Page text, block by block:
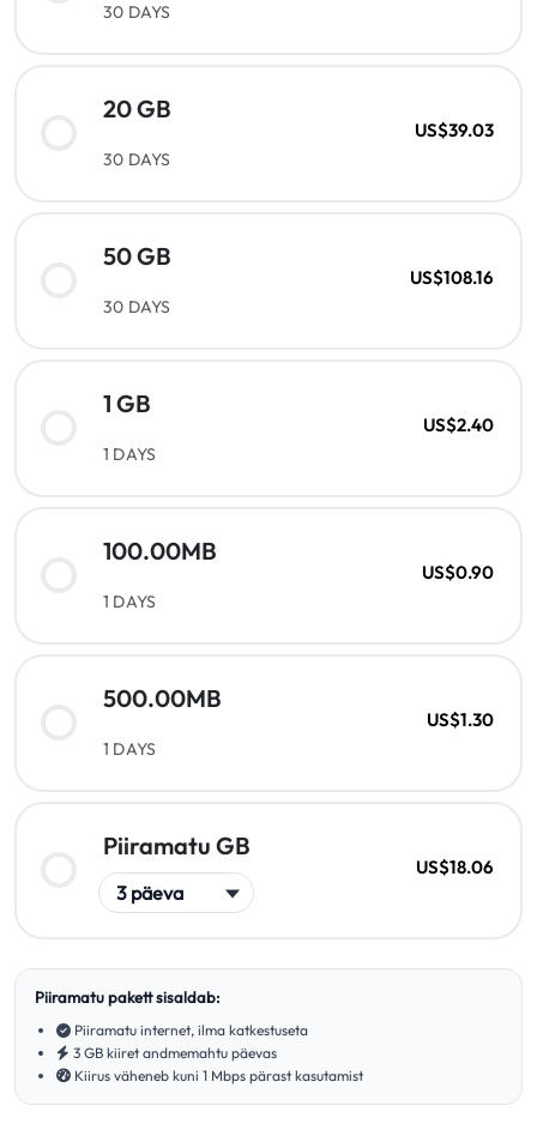
30 DAYS
20 GB
30 DAYS
US$39.03
50 GB
30 DAYS
US$108.16
1 GB
1 DAYS
US$2.40
100.00MB
1 DAYS
US$0.90
500.00MB
1 DAYS
US$1.30
Piiramatu GB
US$18.06
Piiramatu pakett sisaldab:
Piiramatu internet, ilma katkestuseta
3 GB kiiret andmemahtu päevas
Kiirus väheneb kuni 1 Mbps pärast kasutamist